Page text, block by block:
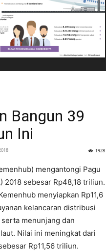
Bangun 39
Ini
1928
mengantongi Pagu
2018 sebesar Rp48,18 triliun.
menyiapkan Rp11,6
kelancaran distribusi
menunjang dan
Nilai ini meningkat dari
Rp11,56 triliun.